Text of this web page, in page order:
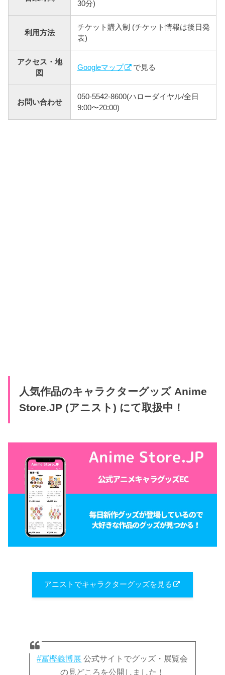
30分)
利用方法
チケット購入制 (チケット情報は後日発
表)
アクセス・地
図
Googleマップ で見る
お問い合わせ
050-5542-8600(ハローダイヤル/全⽇
9:00〜20:00)
人気作品のキャラクターグッズ Anime
Store.JP (アニスト) にて取扱中！
アニストでキャラクターグッズを見る
#冨樫義博展 公式サイトでグッズ・展覧会
の見どころを公開しました！